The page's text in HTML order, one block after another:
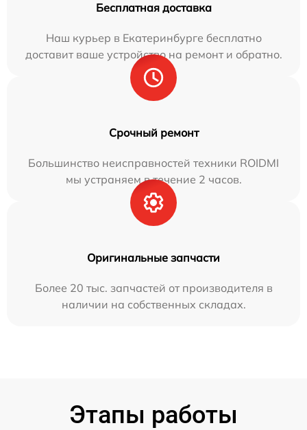
Бесплатная доставка
Наш курьер в Екатеринбурге бесплатно
доставит ваше устройство на ремонт и обратно.
Срочный ремонт
Большинство неисправностей техники ROIDMI
мы устраняем в течение 2 часов.
Оригинальные запчасти
Более 20 тыс. запчастей от производителя в
наличии на собственных складах.
Этапы работы